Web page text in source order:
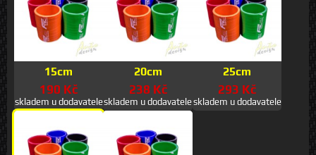
15cm
190 Kč
skladem u dodavatele
20cm
238 Kč
skladem u dodavatele
25cm
293 Kč
skladem u dodavatele